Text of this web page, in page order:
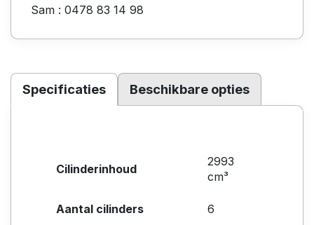
Sam : 0478 83 14 98
Specificaties Beschikbare opties
Cilinderinhoud
2993
cm³
Aantal cilinders 6